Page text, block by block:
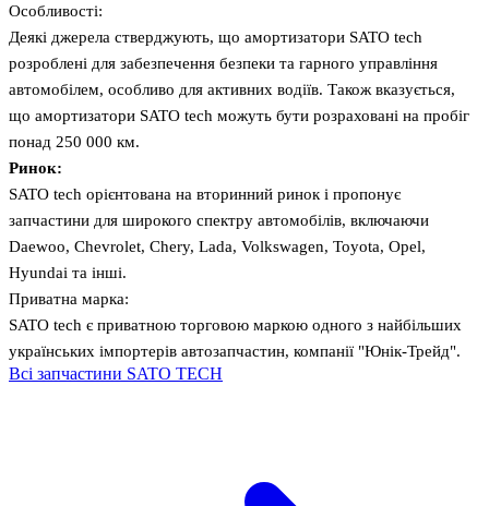
Особливості:
Деякі джерела стверджують, що амортизатори SATO tech
розроблені для забезпечення безпеки та гарного управління
автомобілем, особливо для активних водіїв. Також вказується,
що амортизатори SATO tech можуть бути розраховані на пробіг
понад 250 000 км.
Ринок:
SATO tech орієнтована на вторинний ринок і пропонує
запчастини для широкого спектру автомобілів, включаючи
Daewoo, Chevrolet, Chery, Lada, Volkswagen, Toyota, Opel,
Hyundai та інші.
Приватна марка:
SATO tech є приватною торговою маркою одного з найбільших
українських імпортерів автозапчастин, компанії "Юнік-Трейд".
Всі запчастини SATO TECH